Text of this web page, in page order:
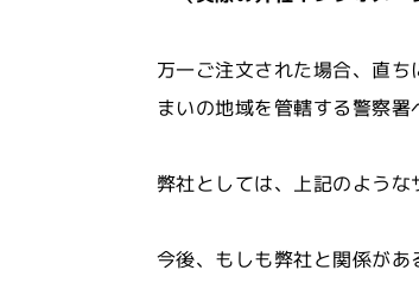
万一ご注文された場合、直
まいの地域を管轄する警察
弊社としては、上記のような
今後、もしも弊社と関係が